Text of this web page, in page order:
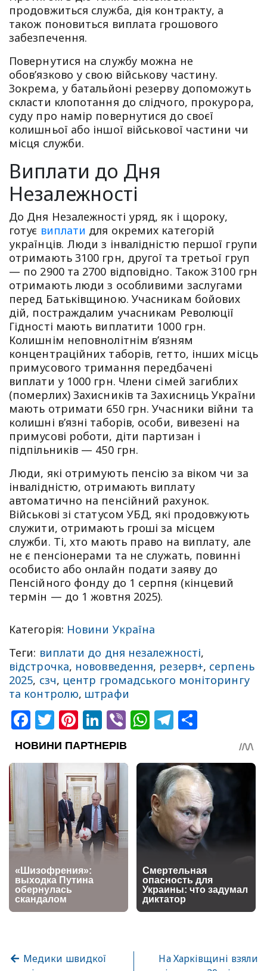
продовжиться служба, дія контракту, а
також поновиться виплата грошового
забезпечення.
Повернутися на службу можна не
обов’язково у свою військову частину.
Зокрема, у батальйоні резерву допоможуть
скласти клопотання до слідчого, прокурора,
суду про намір повернутися до своєї
колишньої або іншої військової частини чи
місця служби.
Виплати до Дня
Незалежності
До Дня Незалежності уряд, як і щороку,
готує виплати для окремих категорій
українців. Люди з інвалідністю першої групи
отримають 3100 грн, другої та третьої груп
— по 2900 та 2700 відповідно. Також 3100 грн
отримають люди з особливими заслугами
перед Батьківщиною. Учасникам бойових
дій, постраждалим учасникам Революції
Гідності мають виплатити 1000 грн.
Колишнім неповнолітнім в’язням
концентраційних таборів, гетто, інших місць
примусового тримання передбачені
виплати у 1000 грн. Члени сімей загиблих
(померлих) Захисників та Захисниць України
мають отримати 650 грн. Учасники війни та
колишні в’язні таборів, особи, вивезені на
примусові роботи, діти партизан і
підпільників — 450 грн.
Люди, які отримують пенсію за віком чи за
інвалідністю, отримають виплату
автоматично на пенсійний рахунок.
Військові зі статусом УБД, які продовжують
служити, отримають гроші за місцем
служби. Ті, хто мають право на виплату, але
не є пенсіонерами та не служать, повинні
особисто або онлайн подати заяву до
Пенсійного фонду до 1 серпня (кінцевий
термін — до 1 жовтня 2025).
Категорія: Новини Україна
Теги: виплати до дня незалежності,
відстрочка, нововведення, резерв+, серпень
2025, сзч, центр громадського моніторингу
та контролю, штрафи
Facebook
Twitter
Pinterest
LinkedIn
ViberWhatsApp
Telegram
Медики швидкої
На Харківщині взяли